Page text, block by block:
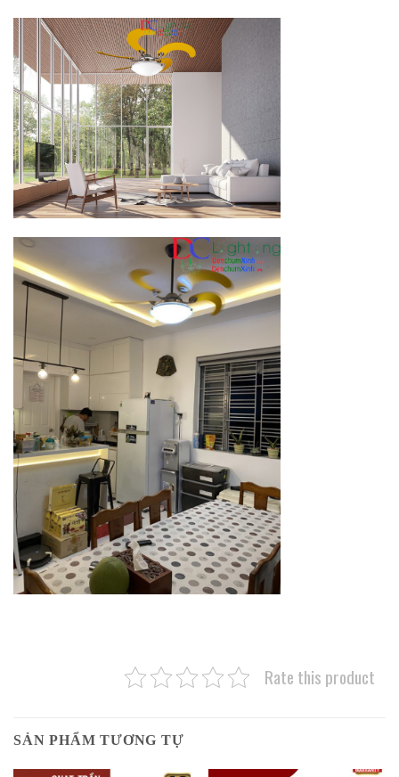
Rate this product
SẢN PHẨM TƯƠNG TỰ